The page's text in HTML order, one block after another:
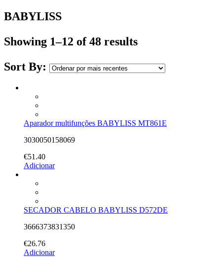
BABYLISS
Showing 1–12 of 48 results
Sort By:
Aparador multifunções BABYLISS MT861E
3030050158069
€51.40
Adicionar
SECADOR CABELO BABYLISS D572DE
3666373831350
€26.76
Adicionar